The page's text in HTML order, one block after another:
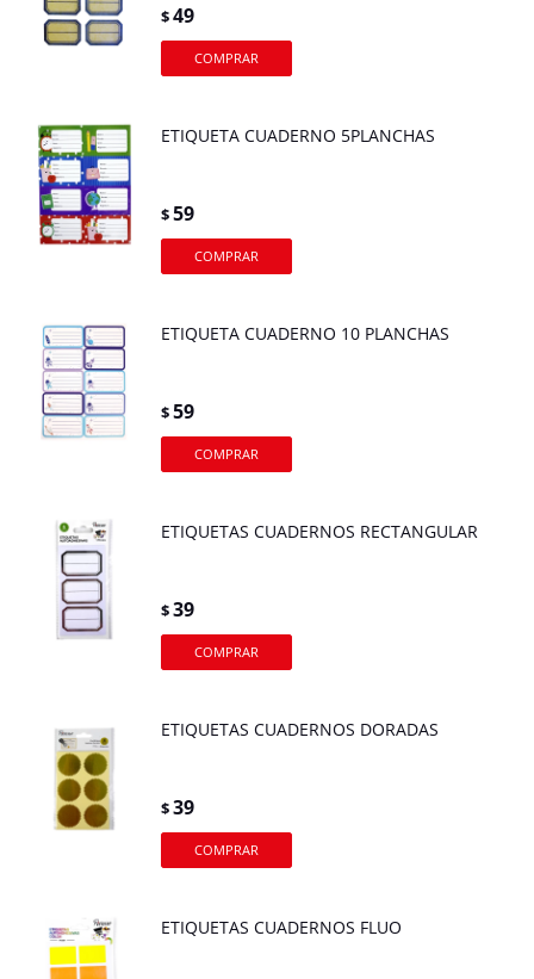
$49
ETIQUETA CUADERNO 5PLANCHAS
$59
ETIQUETA CUADERNO 10 PLANCHAS
$59
ETIQUETAS CUADERNOS RECTANGULAR
$39
ETIQUETAS CUADERNOS DORADAS
$39
ETIQUETAS CUADERNOS FLUO